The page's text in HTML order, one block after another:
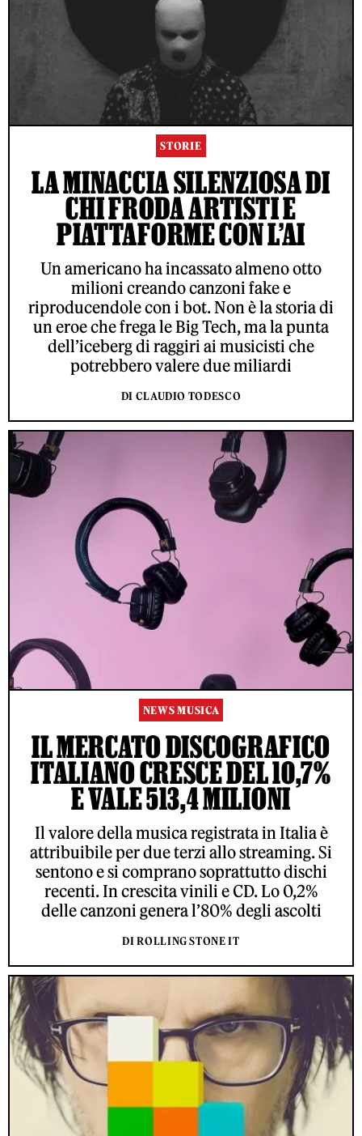
STORIE
LA MINACCIA SILENZIOSA DI
CHI FRODA ARTISTI E
PIATTAFORME CON L’AI
Un americano ha incassato almeno otto
milioni creando canzoni fake e
riproducendole con i bot. Non è la storia di
un eroe che frega le Big Tech, ma la punta
dell’iceberg di raggiri ai musicisti che
potrebbero valere due miliardi
DI CLAUDIO TODESCO
NEWS MUSICA
IL MERCATO DISCOGRAFICO
ITALIANO CRESCE DEL 10,7%
E VALE 513,4 MILIONI
Il valore della musica registrata in Italia è
attribuibile per due terzi allo streaming. Si
sentono e si comprano soprattutto dischi
recenti. In crescita vinili e CD. Lo 0,2%
delle canzoni genera l’80% degli ascolti
DI ROLLING STONE IT